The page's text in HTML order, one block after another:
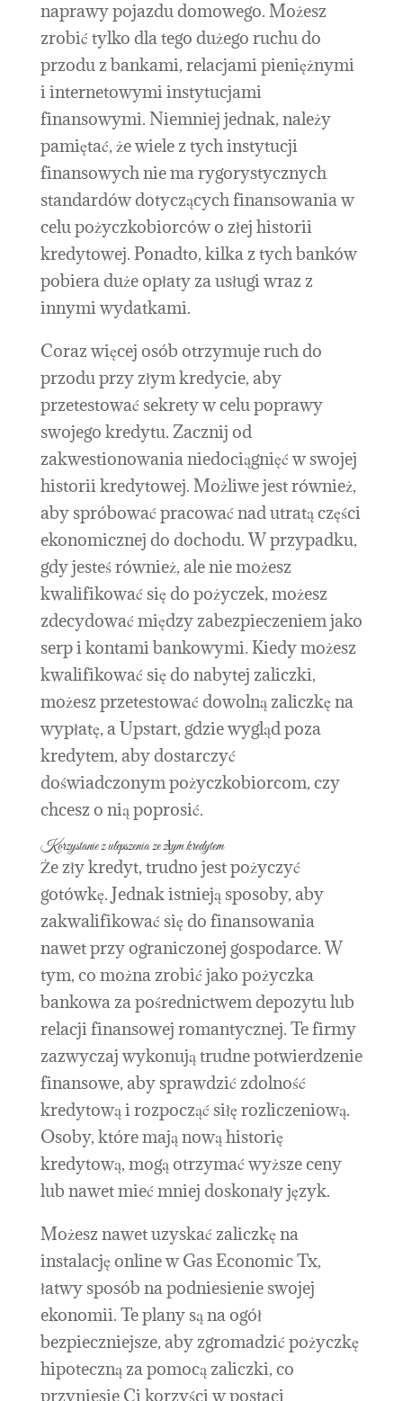
naprawy pojazdu domowego. Możesz
zrobić tylko dla tego dużego ruchu do
przodu z bankami, relacjami pieniężnymi
i internetowymi instytucjami
finansowymi. Niemniej jednak, należy
pamiętać, że wiele z tych instytucji
finansowych nie ma rygorystycznych
standardów dotyczących finansowania w
celu pożyczkobiorców o złej historii
kredytowej. Ponadto, kilka z tych banków
pobiera duże opłaty za usługi wraz z
innymi wydatkami.
Coraz więcej osób otrzymuje ruch do
przodu przy złym kredycie, aby
przetestować sekrety w celu poprawy
swojego kredytu. Zacznij od
zakwestionowania niedociągnięć w swojej
historii kredytowej. Możliwe jest również,
aby spróbować pracować nad utratą części
ekonomicznej do dochodu. W przypadku,
gdy jesteś również, ale nie możesz
kwalifikować się do pożyczek, możesz
zdecydować między zabezpieczeniem jako
serp i kontami bankowymi. Kiedy możesz
kwalifikować się do nabytej zaliczki,
możesz przetestować dowolną zaliczkę na
wypłatę, a Upstart, gdzie wygląd poza
kredytem, ​​aby dostarczyć
doświadczonym pożyczkobiorcom, czy
chcesz o nią poprosić.
Korzystanie z ulepszenia ze złym kredytem
Że zły kredyt, trudno jest pożyczyć
gotówkę. Jednak istnieją sposoby, aby
zakwalifikować się do finansowania
nawet przy ograniczonej gospodarce. W
tym, co można zrobić jako pożyczka
bankowa za pośrednictwem depozytu lub
relacji finansowej romantycznej. Te firmy
zazwyczaj wykonują trudne potwierdzenie
finansowe, aby sprawdzić zdolność
kredytową i rozpocząć siłę rozliczeniową.
Osoby, które mają nową historię
kredytową, mogą otrzymać wyższe ceny
lub nawet mieć mniej doskonały język.
Możesz nawet uzyskać zaliczkę na
instalację online w Gas Economic Tx,
łatwy sposób na podniesienie swojej
ekonomii. Te plany są na ogół
bezpieczniejsze, aby zgromadzić pożyczkę
hipoteczną za pomocą zaliczki, co
przyniesie Ci korzyści w postaci